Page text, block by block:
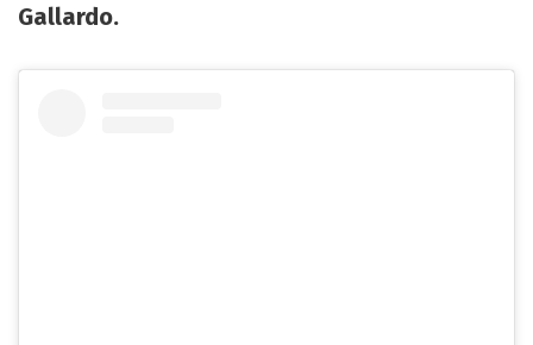
Gallardo.